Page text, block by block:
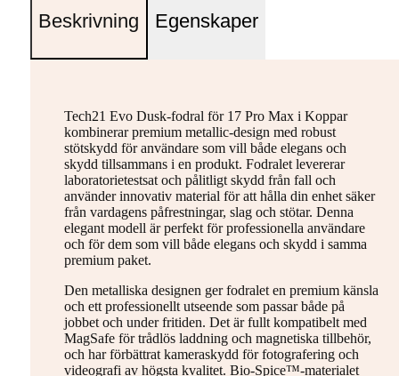
Beskrivning Egenskaper
Tech21 Evo Dusk-fodral för 17 Pro Max i Koppar
kombinerar premium metallic-design med robust
stötskydd för användare som vill både elegans och
skydd tillsammans i en produkt. Fodralet levererar
laboratorietestsat och pålitligt skydd från fall och
använder innovativ material för att hålla din enhet säker
från vardagens påfrestningar, slag och stötar. Denna
elegant modell är perfekt för professionella användare
och för dem som vill både elegans och skydd i samma
premium paket.
Den metalliska designen ger fodralet en premium känsla
och ett professionellt utseende som passar både på
jobbet och under fritiden. Det är fullt kompatibelt med
MagSafe för trådlös laddning och magnetiska tillbehör,
och har förbättrat kameraskydd för fotografering och
videografi av högsta kvalitet. Bio-Spice™-materialet